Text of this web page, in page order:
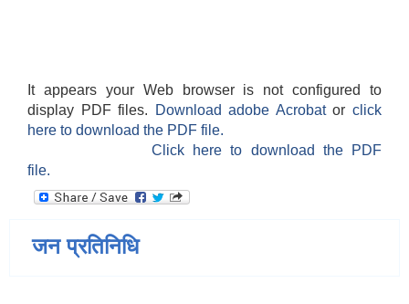
It appears your Web browser is not configured to
display PDF files.
Download adobe Acrobatorclick
here to download the PDF file.
Click here to download the PDF
file.
जन प्रतिनिधि